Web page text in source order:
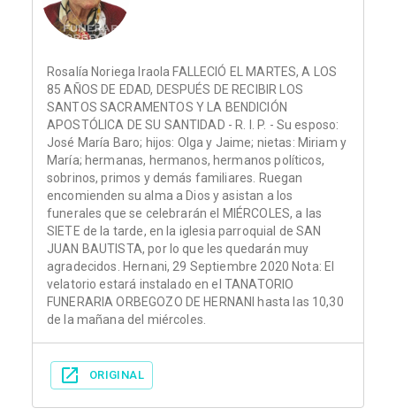
Rosalía Noriega Iraola FALLECIÓ EL MARTES, A LOS
85 AÑOS DE EDAD, DESPUÉS DE RECIBIR LOS
SANTOS SACRAMENTOS Y LA BENDICIÓN
APOSTÓLICA DE SU SANTIDAD - R. I. P. - Su esposo:
José María Baro; hijos: Olga y Jaime; nietas: Miriam y
María; hermanas, hermanos, hermanos políticos,
sobrinos, primos y demás familiares. Ruegan
encomienden su alma a Dios y asistan a los
funerales que se celebrarán el MIÉRCOLES, a las
SIETE de la tarde, en la iglesia parroquial de SAN
JUAN BAUTISTA, por lo que les quedarán muy
agradecidos. Hernani, 29 Septiembre 2020 Nota: El
velatorio estará instalado en el TANATORIO
FUNERARIA ORBEGOZO DE HERNANI hasta las 10,30
de la mañana del miércoles.
ORIGINAL